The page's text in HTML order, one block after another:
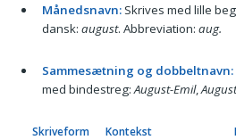
Månedsnavn:Skrives med lille
dansk: august. Abbreviation: aug.
Sammesætning og dobbeltnavn:
med bindestreg:August-Emil,
Skriveform Kontekst